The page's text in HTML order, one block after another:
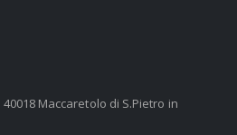
Maccaretolo di S.Pietro in